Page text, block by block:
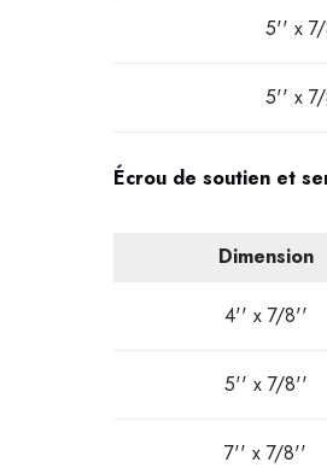
5'' x
5'' x
Écrou de soutien et
Dimension
4'' x 7/8''
5'' x 7/8''
7'' x 7/8''